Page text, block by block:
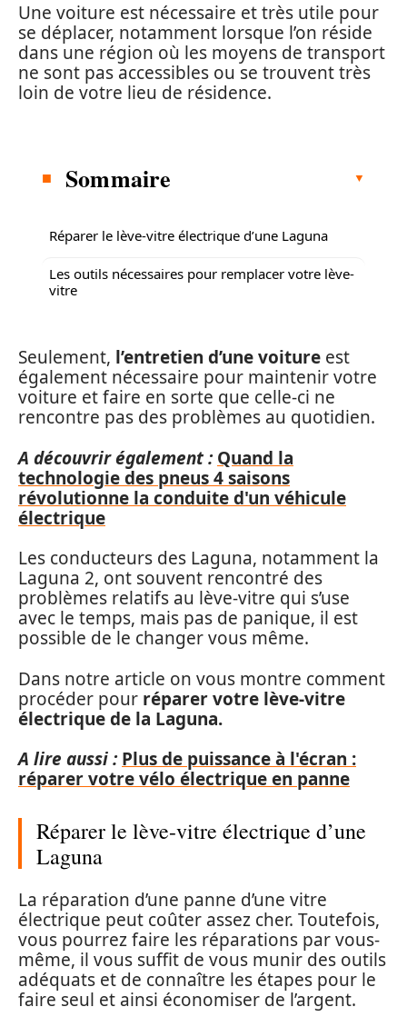
Une voiture est nécessaire et très utile pour
se déplacer, notamment lorsque l’on réside
dans une région où les moyens de transport
ne sont pas accessibles ou se trouvent très
loin de votre lieu de résidence.
Sommaire
Réparer le lève-vitre électrique d’une Laguna
Les outils nécessaires pour remplacer votre lève-
vitre
Seulement, l’entretien d’une voiture est
également nécessaire pour maintenir votre
voiture et faire en sorte que celle-ci ne
rencontre pas des problèmes au quotidien.
A découvrir également : Quand la
technologie des pneus 4 saisons
révolutionne la conduite d'un véhicule
électrique
Les conducteurs des Laguna, notamment la
Laguna 2, ont souvent rencontré des
problèmes relatifs au lève-vitre qui s’use
avec le temps, mais pas de panique, il est
possible de le changer vous même.
Dans notre article on vous montre comment
procéder pour réparer votre lève-vitre
électrique de la Laguna.
A lire aussi : Plus de puissance à l'écran :
réparer votre vélo électrique en panne
Réparer le lève-vitre électrique d’une
Laguna
La réparation d’une panne d’une vitre
électrique peut coûter assez cher. Toutefois,
vous pourrez faire les réparations par vous-
même, il vous suffit de vous munir des outils
adéquats et de connaître les étapes pour le
faire seul et ainsi économiser de l’argent.